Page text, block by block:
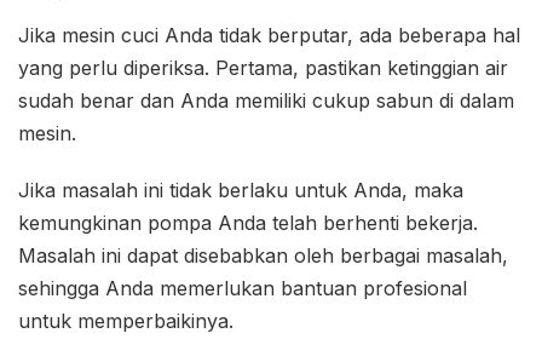
Jika mesin cuci Anda tidak berputar, ada beberapa hal
yang perlu diperiksa. Pertama, pastikan ketinggian air
sudah benar dan Anda memiliki cukup sabun di dalam
mesin.
Jika masalah ini tidak berlaku untuk Anda, maka
kemungkinan pompa Anda telah berhenti bekerja.
Masalah ini dapat disebabkan oleh berbagai masalah,
sehingga Anda memerlukan bantuan profesional
untuk memperbaikinya.